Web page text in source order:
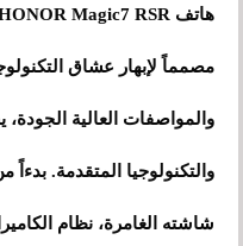
مصمماً لإبهار عشاق
والمواصفات العالية
والتكنولوجيا المتقدمة.
شاشته الغامرة، نظام